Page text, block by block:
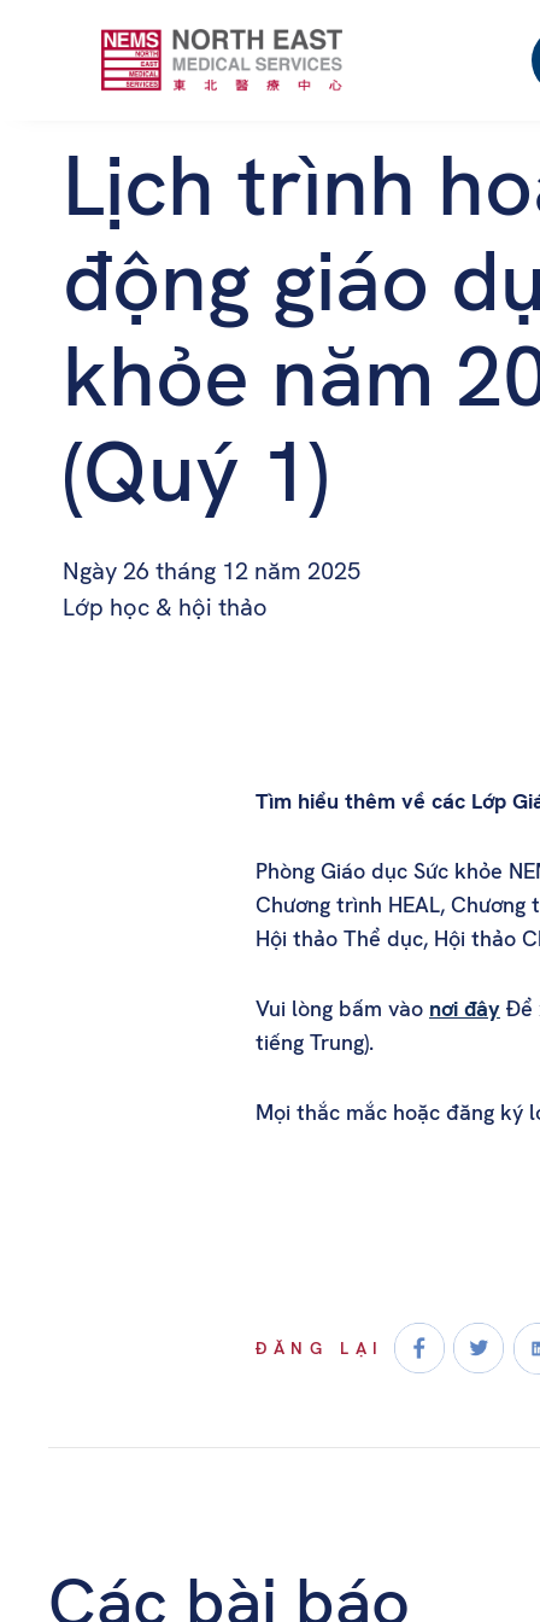
Lịch trình
động giáo
khỏe năm
(Quý 1)
Ngày 26 tháng 12 năm 2025
Lớp học & hội thảo
Tìm hiểu thêm về các Lớp
Phòng Giáo dục Sức khỏe
Chương trình HEAL,
Hội thảo Thể dục, Hội thảo
Vui lòng bấm vào nơi đây Để
tiếng Trung).
Mọi thắc mắc hoặc đăng ký
ĐĂNG LẠI
Các bài báo